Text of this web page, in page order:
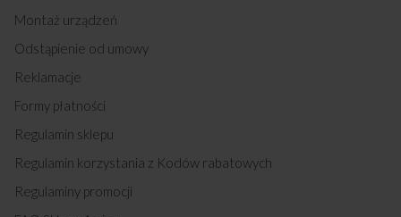
Montaż urządzeń
Odstąpienie od umowy
Reklamacje
Formy płatności
Regulamin sklepu
Regulamin korzystania z Kodów rabatowych
Regulaminy promocji